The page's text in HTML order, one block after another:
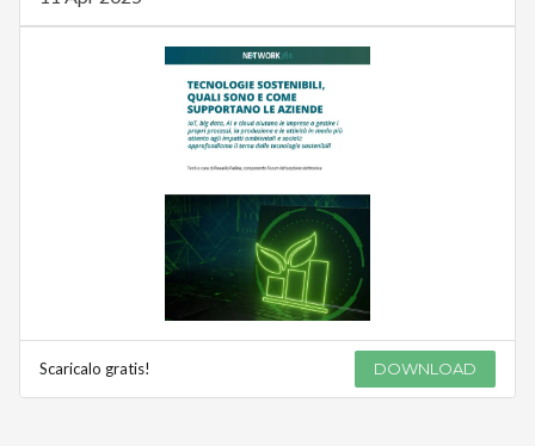
Scaricalo gratis! DOWNLOAD